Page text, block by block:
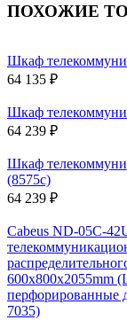
ПОХОЖИЕ
Шкаф
64 135 ₽
Шкаф
64 239 ₽
Шкаф
(8575c)
64 239 ₽
Cabeus ND-05C-
600x800x2055mm
перфорированные
7035)